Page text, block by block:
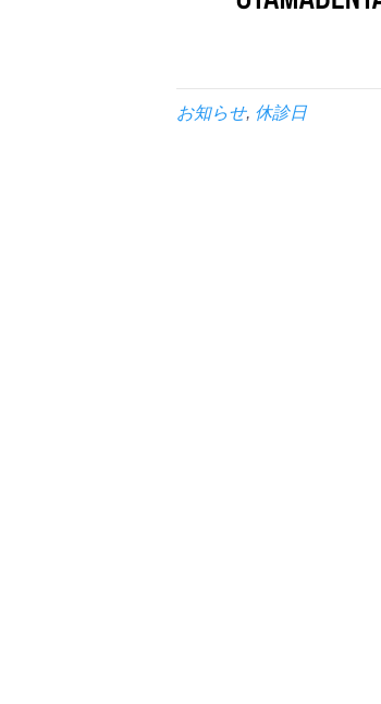
お知らせ, 休診日